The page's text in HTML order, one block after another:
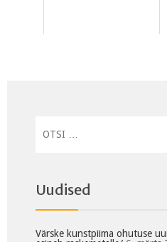
Uudised
Värske kunstpiima ohutuse